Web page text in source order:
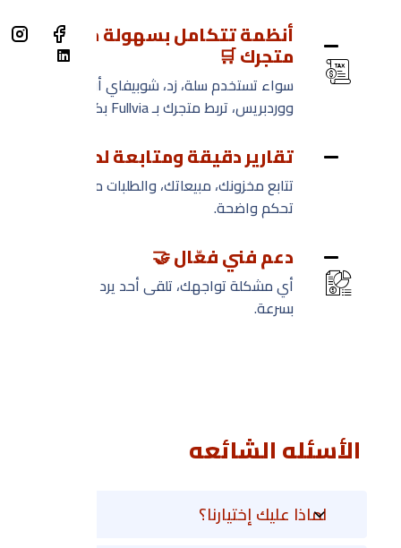
أنظمة تتكامل بسهولة مع
متجرك 🛒
سواء تستخدم سلة، زد، شوبيفاي أو
ووردبريس، تربط متجرك بـ Fullvia بكل سلاسة.
تقارير دقيقة ومتابعة لحظية 📊
تتابع مخزونك، مبيعاتك، والطلبات من لوحة
تحكم واضحة.
دعم فني فعّال 🤝
أي مشكلة تواجهك، تلقى أحد يرد ويساعدك
بسرعة.
الأسئله الشائعه
لماذا عليك إختيارنا؟